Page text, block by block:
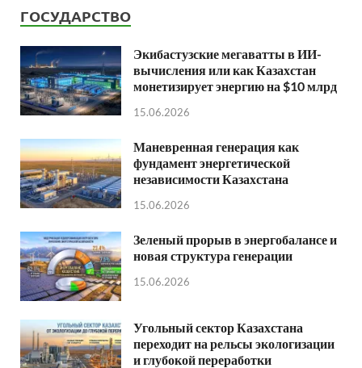
ГОСУДАРСТВО
Экибастузские мегаватты в ИИ-
вычисления или как Казахстан
монетизирует энергию на $10 млрд
15.06.2026
Маневренная генерация как
фундамент энергетической
независимости Казахстана
15.06.2026
Зеленый прорыв в энергобалансе и
новая структура генерации
15.06.2026
Угольный сектор Казахстана
переходит на рельсы экологизации
и глубокой переработки